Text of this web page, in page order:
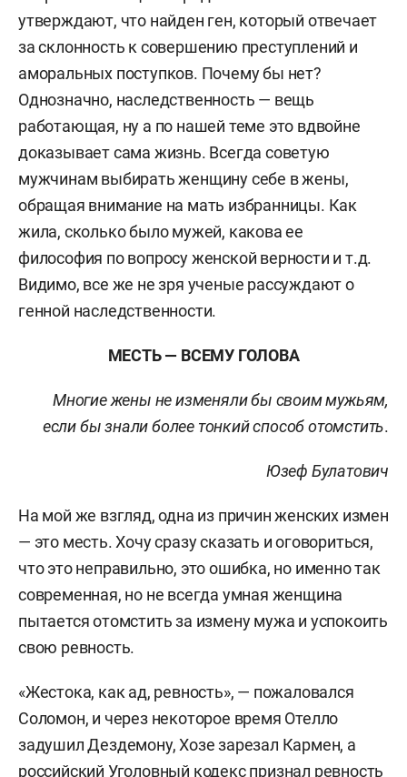
утверждают, что найден ген, который отвечает
за склонность к совершению преступлений и
аморальных поступков. Почему бы нет?
Однозначно, наследственность — вещь
работающая, ну а по нашей теме это вдвойне
доказывает сама жизнь. Всегда советую
мужчинам выбирать женщину себе в жены,
обращая внимание на мать избранницы. Как
жила, сколько было мужей, какова ее
философия по вопросу женской верности и т.д.
Видимо, все же не зря ученые рассуждают о
генной наследственности.
МЕСТЬ — ВСЕМУ ГОЛОВА
Многие жены не изменяли бы своим мужьям,
если бы знали более тонкий способ отомстить.
Юзеф Булатович
На мой же взгляд, одна из причин женских измен
— это месть. Хочу сразу сказать и оговориться,
что это неправильно, это ошибка, но именно так
современная, но не всегда умная женщина
пытается отомстить за измену мужа и успокоить
свою ревность.
«Жестока, как ад, ревность», — пожаловался
Соломон, и через некоторое время Отелло
задушил Дездемону, Хозе зарезал Кармен, а
российский Уголовный кодекс признал ревность